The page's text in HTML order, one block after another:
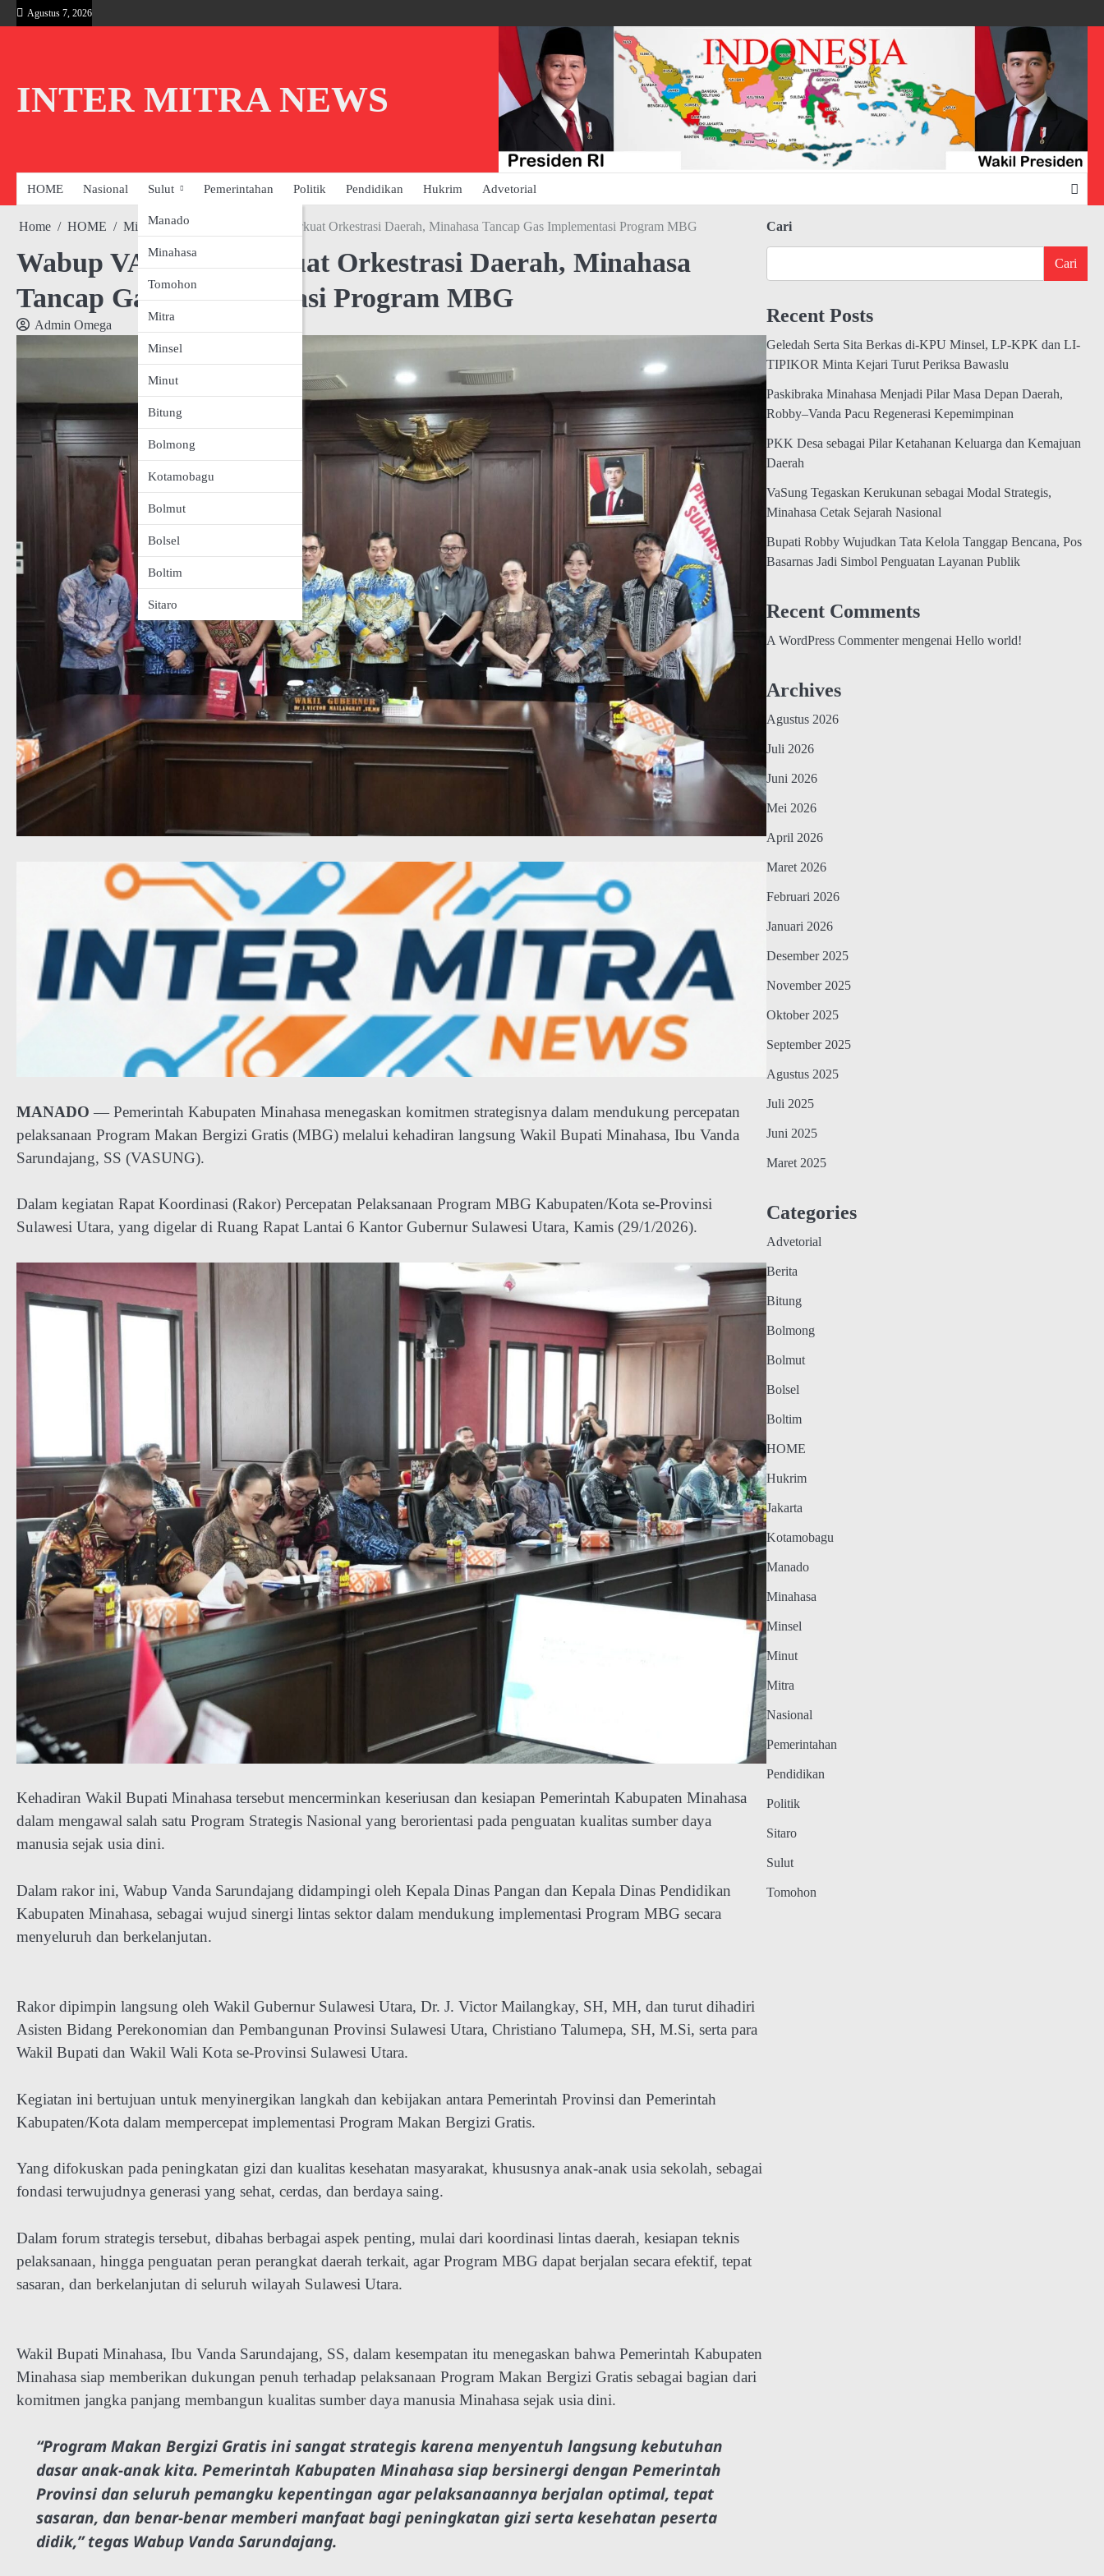
Skip
to
Agustus 7, 2026
INTER MITRA NEWS
HOME Nasional Sulut
Manado
Minahasa
Tomohon
Mitra
Minsel
Minut
Bitung
Bolmong
Kotamobagu
Bolmut
Bolsel
Boltim
Sitaro
Pemerintahan Politik Pendidikan Hukrim Advetorial
Home HOME Minahasa Wabup VASUNG Perkuat Orkestrasi Daerah, Minahasa Tancap Gas Implementasi Program MBG
Wabup VASUNG Perkuat Orkestrasi Daerah, Minahasa
Tancap Gas Implementasi Program MBG
Admin Omega
MANADO — Pemerintah Kabupaten Minahasa menegaskan komitmen strategisnya dalam mendukung percepatan
pelaksanaan Program Makan Bergizi Gratis (MBG) melalui kehadiran langsung Wakil Bupati Minahasa, Ibu Vanda
Sarundajang, SS (VASUNG).
Dalam kegiatan Rapat Koordinasi (Rakor) Percepatan Pelaksanaan Program MBG Kabupaten/Kota se-Provinsi
Sulawesi Utara, yang digelar di Ruang Rapat Lantai 6 Kantor Gubernur Sulawesi Utara, Kamis (29/1/2026).
Kehadiran Wakil Bupati Minahasa tersebut mencerminkan keseriusan dan kesiapan Pemerintah Kabupaten Minahasa
dalam mengawal salah satu Program Strategis Nasional yang berorientasi pada penguatan kualitas sumber daya
manusia sejak usia dini.
Dalam rakor ini, Wabup Vanda Sarundajang didampingi oleh Kepala Dinas Pangan dan Kepala Dinas Pendidikan
Kabupaten Minahasa, sebagai wujud sinergi lintas sektor dalam mendukung implementasi Program MBG secara
menyeluruh dan berkelanjutan.
Rakor dipimpin langsung oleh Wakil Gubernur Sulawesi Utara, Dr. J. Victor Mailangkay, SH, MH, dan turut dihadiri
Asisten Bidang Perekonomian dan Pembangunan Provinsi Sulawesi Utara, Christiano Talumepa, SH, M.Si, serta para
Wakil Bupati dan Wakil Wali Kota se-Provinsi Sulawesi Utara.
Kegiatan ini bertujuan untuk menyinergikan langkah dan kebijakan antara Pemerintah Provinsi dan Pemerintah
Kabupaten/Kota dalam mempercepat implementasi Program Makan Bergizi Gratis.
Yang difokuskan pada peningkatan gizi dan kualitas kesehatan masyarakat, khususnya anak-anak usia sekolah, sebagai
fondasi terwujudnya generasi yang sehat, cerdas, dan berdaya saing.
Dalam forum strategis tersebut, dibahas berbagai aspek penting, mulai dari koordinasi lintas daerah, kesiapan teknis
pelaksanaan, hingga penguatan peran perangkat daerah terkait, agar Program MBG dapat berjalan secara efektif, tepat
sasaran, dan berkelanjutan di seluruh wilayah Sulawesi Utara.
Wakil Bupati Minahasa, Ibu Vanda Sarundajang, SS, dalam kesempatan itu menegaskan bahwa Pemerintah Kabupaten
Minahasa siap memberikan dukungan penuh terhadap pelaksanaan Program Makan Bergizi Gratis sebagai bagian dari
komitmen jangka panjang membangun kualitas sumber daya manusia Minahasa sejak usia dini.
“Program Makan Bergizi Gratis ini sangat strategis karena menyentuh langsung kebutuhan
dasar anak-anak kita. Pemerintah Kabupaten Minahasa siap bersinergi dengan Pemerintah
Provinsi dan seluruh pemangku kepentingan agar pelaksanaannya berjalan optimal, tepat
sasaran, dan benar-benar memberi manfaat bagi peningkatan gizi serta kesehatan peserta
didik,” tegas Wabup Vanda Sarundajang.
Cari
Cari
Recent Posts
Geledah Serta Sita Berkas di-KPU Minsel, LP-KPK dan LI-
TIPIKOR Minta Kejari Turut Periksa Bawaslu
Paskibraka Minahasa Menjadi Pilar Masa Depan Daerah,
Robby–Vanda Pacu Regenerasi Kepemimpinan
PKK Desa sebagai Pilar Ketahanan Keluarga dan Kemajuan
Daerah
VaSung Tegaskan Kerukunan sebagai Modal Strategis,
Minahasa Cetak Sejarah Nasional
Bupati Robby Wujudkan Tata Kelola Tanggap Bencana, Pos
Basarnas Jadi Simbol Penguatan Layanan Publik
Recent Comments
A WordPress Commentermengenai Hello world!
Archives
Agustus 2026
Juli 2026
Juni 2026
Mei 2026
April 2026
Maret 2026
Februari 2026
Januari 2026
Desember 2025
November 2025
Oktober 2025
September 2025
Agustus 2025
Juli 2025
Juni 2025
Maret 2025
Categories
Advetorial
Berita
Bitung
Bolmong
Bolmut
Bolsel
Boltim
HOME
Hukrim
Jakarta
Kotamobagu
Manado
Minahasa
Minsel
Minut
Mitra
Nasional
Pemerintahan
Pendidikan
Politik
Sitaro
Sulut
Tomohon